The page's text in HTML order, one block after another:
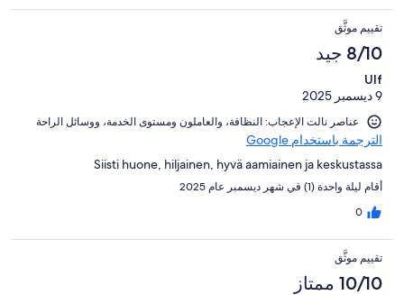
تقييم موثَّق
8/10 جيد
Ulf
9 ديسمبر 2025
عناصر نالت الإعجاب: ⁦النظافة⁩، و⁦العاملون ومستوى الخدمة⁩، و⁦وسائل الراحة⁩
الترجمة باستخدام Google
Siisti huone, hiljainen, hyvä aamiainen ja keskustassa
أقام ليلة واحدة (1) في شهر ديسمبر عام 2025
0
تقييم موثَّق
10/10 ممتاز